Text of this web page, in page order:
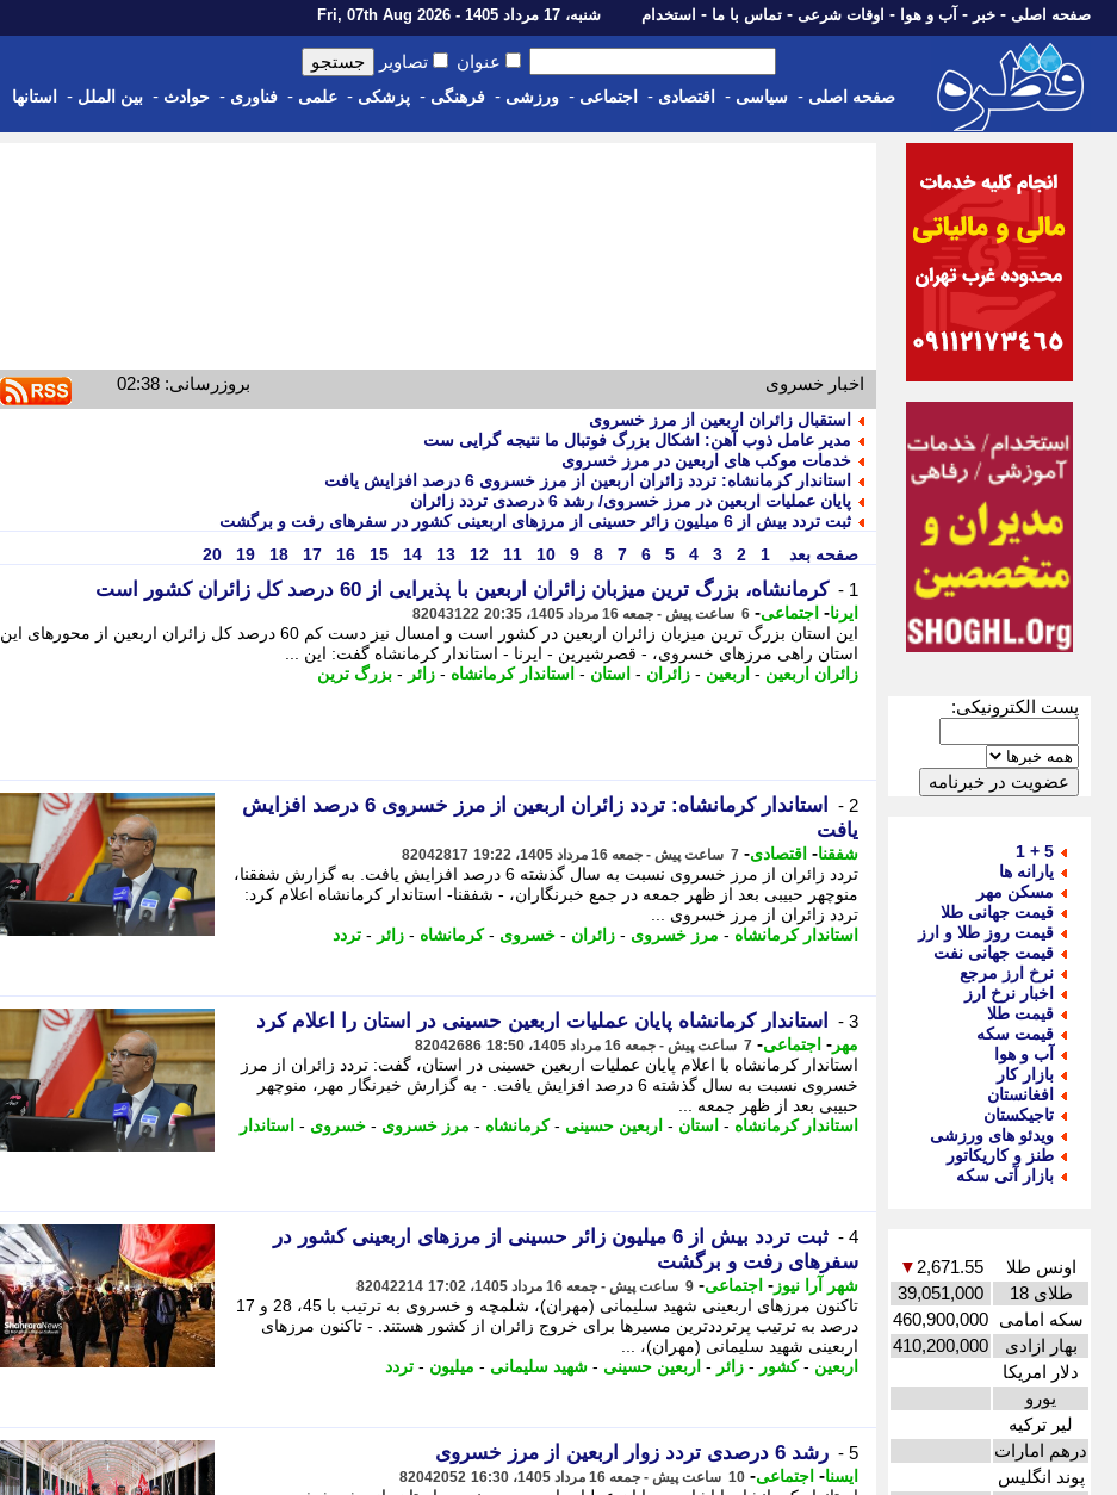
صفحه اصلی - خبر - آب و هوا - اوقات شرعی - تماس با ما - استخدام شنبه، 17 مرداد 1405 - Fri, 07th Aug 2026
عنوان تصاویر
صفحه اصلی - سیاسی - اقتصادی - اجتماعی - ورزشی - فرهنگی - پزشکی - علمی - فناوری - حوادث - بین الملل - استانها
پست الکترونیکی:
5 + 1
یارانه ها
مسکن مهر
قیمت جهانی طلا
قیمت روز طلا و ارز
قیمت جهانی نفت
نرخ ارز مرجع
اخبار نرخ ارز
قیمت طلا
قیمت سکه
آب و هوا
بازار کار
افغانستان
تاجیکستان
ویدئو های ورزشی
طنز و کاریکاتور
بازار آتی سکه
اونس طلا 2,671.55
▼
طلای 18
39,051,000
سکه امامی 460,900,000
بهار ازادی
410,200,000
دلار امریکا
یورو
لیر ترکیه
درهم امارات
پوند انگلیس
اخبار خسروی بروزرسانی: 02:38
استقبال زائران اربعین از مرز خسروی
مدیر عامل ذوب آهن: اشکال بزرگ فوتبال ما نتیجه گرایی ست
خدمات موکب های اربعین در مرز خسروی
استاندار کرمانشاه: تردد زائران اربعین از مرز خسروی 6 درصد افزایش یافت
پایان عملیات اربعین در مرز خسروی/ رشد 6 درصدی تردد زائران
ثبت تردد بیش از 6 میلیون زائر حسینی از مرزهای اربعینی کشور در سفرهای رفت و برگشت
صفحه بعد
1
2
3
4
5
6
7
8
9
10
11
12
13
14
15
16
17
18
19
20
1 - کرمانشاه، بزرگ ترین میزبان زائران اربعین با پذیرایی از 60 درصد کل زائران کشور است
ایرنا- اجتماعی- 6 ساعت پیش - جمعه 16 مرداد 1405، 20:35 82043122
این استان بزرگ ترین میزبان زائران اربعین در کشور است و امسال نیز دست کم 60 درصد کل زائران اربعین از محورهای این
استان راهی مرزهای خسروی، - قصرشیرین - ایرنا - استاندار کرمانشاه گفت: این ...
زائران اربعین - اربعین - زائران - استان - استاندار کرمانشاه - زائر - بزرگ ترین
2 -
استاندار کرمانشاه: تردد زائران اربعین از مرز خسروی 6 درصد افزایش
یافت
شفقنا- اقتصادی- 7 ساعت پیش - جمعه 16 مرداد 1405، 19:22 82042817
تردد زائران از مرز خسروی نسبت به سال گذشته 6 درصد افزایش یافت. به گزارش شفقنا،
منوچهر حبیبی بعد از ظهر جمعه در جمع خبرنگاران، - شفقنا- استاندار کرمانشاه اعلام کرد:
تردد زائران از مرز خسروی ...
استاندار کرمانشاه - مرز خسروی - زائران - خسروی -کرمانشاه - زائر - تردد
3 - استاندار کرمانشاه پایان عملیات اربعین حسینی در استان را اعلام کرد
مهر - اجتماعی- 7 ساعت پیش - جمعه 16 مرداد 1405، 18:50 82042686
استاندار کرمانشاه با اعلام پایان عملیات اربعین حسینی در استان، گفت: تردد زائران از مرز
خسروی نسبت به سال گذشته 6 درصد افزایش یافت. - به گزارش خبرنگار مهر، منوچهر
حبیبی بعد از ظهر جمعه ...
استاندار کرمانشاه - استان - اربعین حسینی -کرمانشاه - مرز خسروی - خسروی - استاندار
4 -
ثبت تردد بیش از 6 میلیون زائر حسینی از مرزهای اربعینی کشور در
سفرهای رفت و برگشت
شهر آرا نیوز - اجتماعی- 9 ساعت پیش - جمعه 16 مرداد 1405، 17:02 82042214
تاکنون مرزهای اربعینی شهید سلیمانی (مهران)، شلمچه و خسروی به ترتیب با 45، 28 و 17
درصد به ترتیب پرترددترین مسیرها برای خروج زائران از کشور هستند. - تاکنون مرزهای
اربعینی شهید سلیمانی (مهران)، ...
اربعین -کشور - زائر - اربعین حسینی - شهید سلیمانی - میلیون - تردد
5 - رشد 6 درصدی تردد زوار اربعین از مرز خسروی
ایسنا- اجتماعی- 10 ساعت پیش - جمعه 16 مرداد 1405، 16:30 82042052